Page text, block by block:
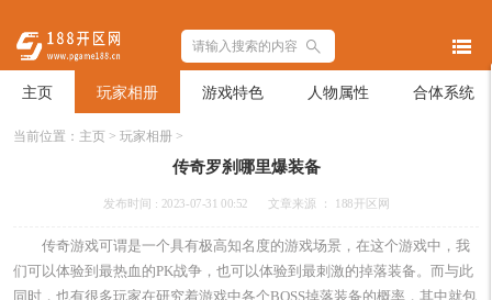
主页 玩家相册 游戏特色 人物属性 合体系统
当前位置： 主页 > 玩家相册 >
传奇罗刹哪里爆装备
发布时间 : 2023-07-31 00:52 文章来源 ： 188开区网
传奇游戏可谓是一个具有极高知名度的游戏场景，在这个游戏中，我
们可以体验到最热血的PK战争，也可以体验到最刺激的掉落装备。而与此
同时，也有很多玩家在研究着游戏中各个BOSS掉落装备的概率，其中就包